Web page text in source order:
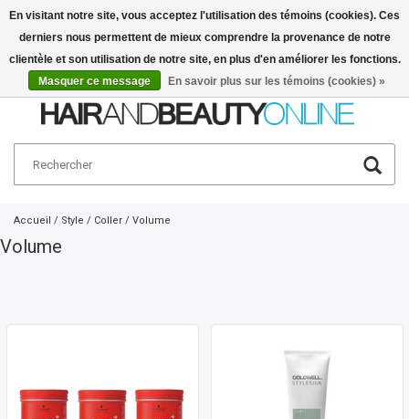
Français
Accueil / Style / Coller / Volume
Volume
En visitant notre site, vous acceptez l'utilisation des témoins (cookies). Ces
derniers nous permettent de mieux comprendre la provenance de notre
clientèle et son utilisation de notre site, en plus d'en améliorer les fonctions.
Masquer ce message
En savoir plus sur les témoins (cookies) »